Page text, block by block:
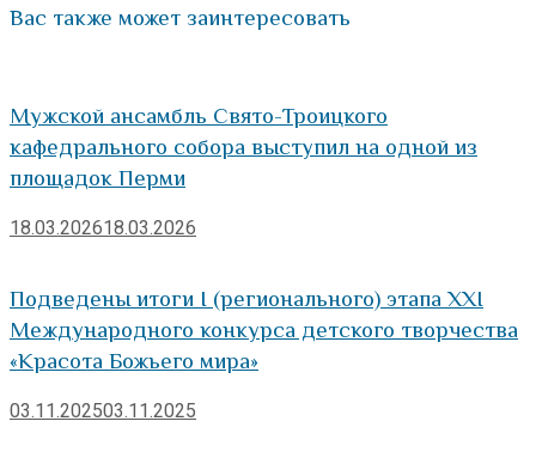
Вас также может заинтересовать
Мужской ансамбль Свято-Троицкого
кафедрального собора выступил на одной из
площадок Перми
18.03.202618.03.2026
Подведены итоги I (регионального) этапа XXI
Международного конкурса детского творчества
«Красота Божьего мира»
03.11.202503.11.2025